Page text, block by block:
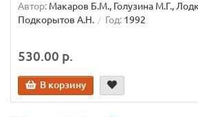
Автор: Макаров Б.М., Голузина М.Г.,
Подкорытов А.Н.
Год: 1992
530.00 р.
В корзину